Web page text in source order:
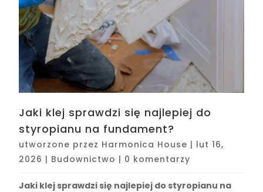
Jaki klej sprawdzi się najlepiej do
styropianu na fundament?
utworzone przez Harmonica House | lut 16,
2026 | Budownictwo | 0 komentarzy
Jaki klej sprawdzi się najlepiej do styropianu na